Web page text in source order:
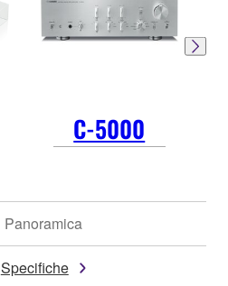
C-5000
Panoramica
Specifiche